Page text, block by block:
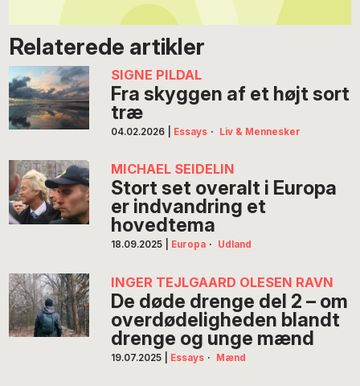
Relaterede artikler
SIGNE PILDAL
Fra skyggen af et højt sort
træ
04.02.2026 Essays · Liv & Mennesker
MICHAEL SEIDELIN
Stort set overalt i Europa
er indvandring et
hovedtema
18.09.2025 Europa · Udland
INGER TEJLGAARD OLESEN RAVN
De døde drenge del 2 – om
overdødeligheden blandt
drenge og unge mænd
19.07.2025 Essays · Mænd